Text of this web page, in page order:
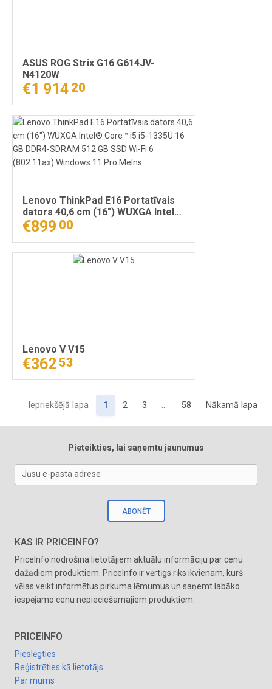
ASUS ROG Strix G16 G614JV-
N4120W
€1 914 20
Lenovo ThinkPad E16 Portatīvais
dators 40,6 cm (16") WUXGA Intel®
Core™ i5 i5-1335U 16 GB DDR4-
SDRAM 512 GB SSD Wi-Fi 6
(802.11ax) Windows 11 Pro Melns
€899 00
Lenovo V V15
€362 53
Iepriekšējā lapa 1 2 3 … 58 Nākamā lapa
Pieteikties, lai saņemtu jaunumus
Jūsu e-pasta adrese
ABONĒT
KAS IR PRICEINFO?
PriceInfo nodrošina lietotājiem aktuālu informāciju par cenu
dažādiem produktiem. PriceInfo ir vērtīgs rīks ikvienam, kurš
vēlas veikt informētus pirkuma lēmumus un saņemt labāko
iespējamo cenu nepieciešamajiem produktiem.
PRICEINFO
Pieslēgties
Reģistrēties kā lietotājs
Par mums